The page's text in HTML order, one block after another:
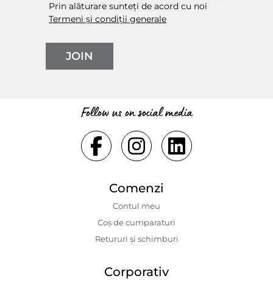
Prin alăturare sunteți de acord cu noi
Termeni și condiții generale
JOIN
Follow us on social media
Comenzi
Contul meu
Coș de cumparaturi
Retururi și schimburi
Corporativ